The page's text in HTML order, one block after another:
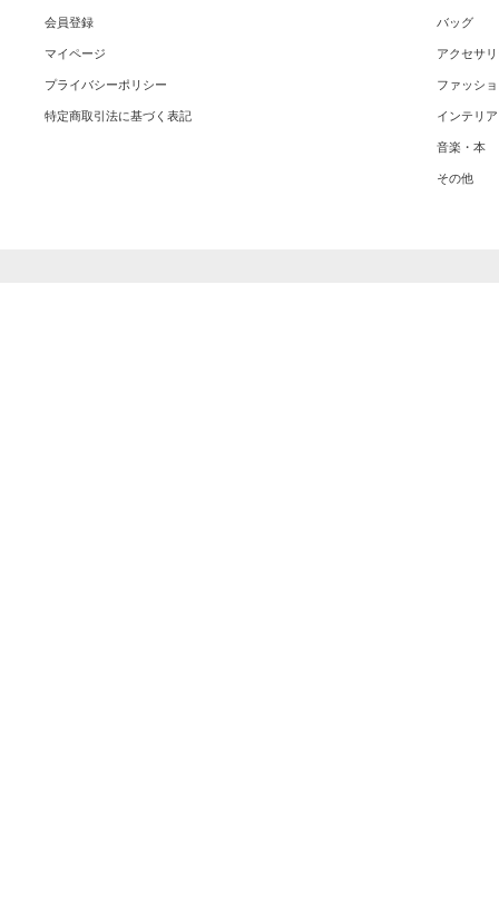
会員登録
マイページ
プライバシーポリシー
特定商取引法に基づく表記
バッグ
アクセサ
ファッシ
インテリア
音楽・本
その他